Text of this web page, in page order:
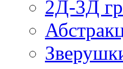
2Д-3Д